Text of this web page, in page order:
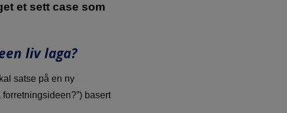
et sett case som
liv laga?
satse på en ny
basert